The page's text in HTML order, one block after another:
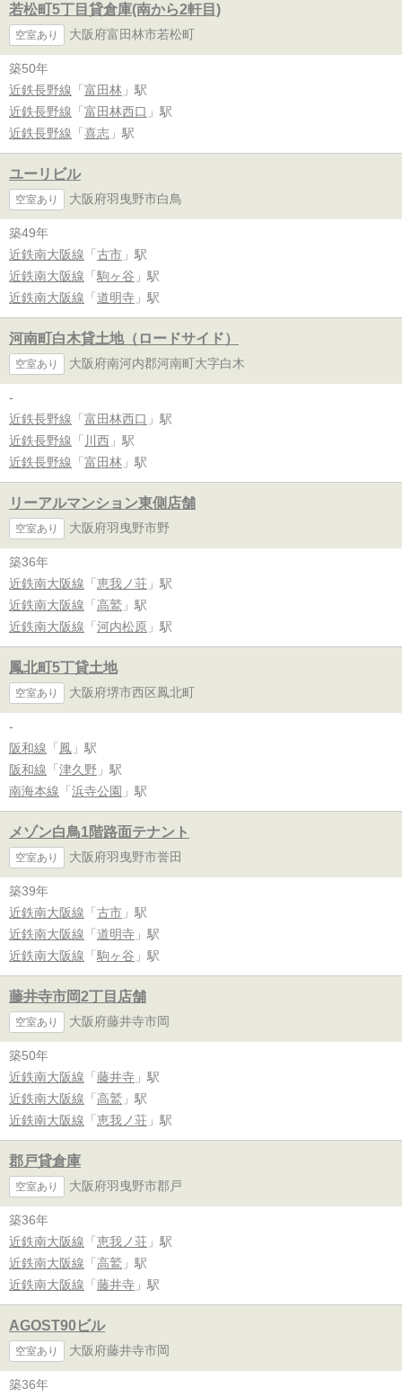
若松町5丁目貸倉庫(南から2軒目)
空室あり 大阪府富田林市若松町
築50年
近鉄長野線 「 富田林 」駅
近鉄長野線 「 富田林西口 」駅
近鉄長野線 「 喜志 」駅
ユーリビル
空室あり 大阪府羽曳野市白鳥
築49年
近鉄南大阪線 「 古市 」駅
近鉄南大阪線 「 駒ヶ谷 」駅
近鉄南大阪線 「 道明寺 」駅
河南町白木貸土地（ロードサイド）
空室あり 大阪府南河内郡河南町大字白木
-
近鉄長野線 「 富田林西口 」駅
近鉄長野線 「 川西 」駅
近鉄長野線 「 富田林 」駅
リーアルマンション東側店舗
空室あり 大阪府羽曳野市野
築36年
近鉄南大阪線 「 恵我ノ荘 」駅
近鉄南大阪線 「 高鷲 」駅
近鉄南大阪線 「 河内松原 」駅
鳳北町5丁貸土地
空室あり 大阪府堺市西区鳳北町
-
阪和線 「 鳳 」駅
阪和線 「 津久野 」駅
南海本線 「 浜寺公園 」駅
メゾン白鳥1階路面テナント
空室あり 大阪府羽曳野市誉田
築39年
近鉄南大阪線 「 古市 」駅
近鉄南大阪線 「 道明寺 」駅
近鉄南大阪線 「 駒ヶ谷 」駅
藤井寺市岡2丁目店舗
空室あり 大阪府藤井寺市岡
築50年
近鉄南大阪線 「 藤井寺 」駅
近鉄南大阪線 「 高鷲 」駅
近鉄南大阪線 「 恵我ノ荘 」駅
郡戸貸倉庫
空室あり 大阪府羽曳野市郡戸
築36年
近鉄南大阪線 「 恵我ノ荘 」駅
近鉄南大阪線 「 高鷲 」駅
近鉄南大阪線 「 藤井寺 」駅
AGOST90ビル
空室あり 大阪府藤井寺市岡
築36年